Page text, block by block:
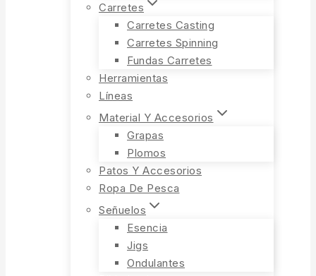
Carretes
Carretes Casting
Carretes Spinning
Fundas Carretes
Herramientas
Líneas
Material Y Accesorios
Grapas
Plomos
Patos Y Accesorios
Ropa De Pesca
Señuelos
Esencia
Jigs
Ondulantes